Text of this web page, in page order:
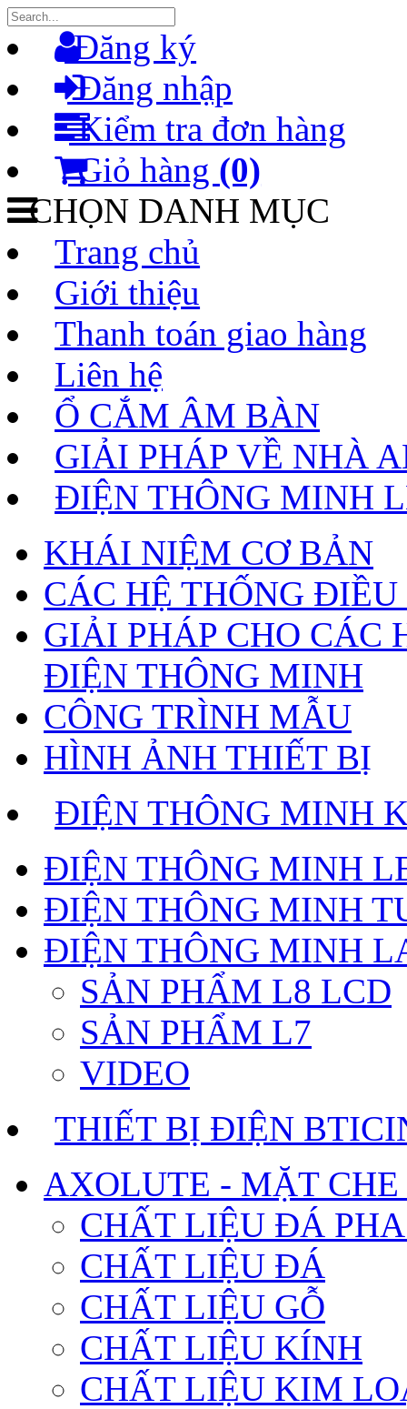
Đăng ký
Đăng nhập
Kiểm tra đơn hàng
Giỏ hàng (0)
CHỌN DANH MỤC
Trang chủ
Giới thiệu
Thanh toán giao hàng
Liên hệ
Ổ CẮM ÂM BÀN
GIẢI PHÁP VỀ NHÀ
ĐIỆN THÔNG MINH
KHÁI NIỆM CƠ BẢN
CÁC HỆ THỐNG
GIẢI PHÁP CHO CÁC
ĐIỆN THÔNG MINH
CÔNG TRÌNH MẪU
HÌNH ẢNH THIẾT BỊ
ĐIỆN THÔNG MINH
ĐIỆN THÔNG MINH
ĐIỆN THÔNG MINH
ĐIỆN THÔNG MINH
SẢN PHẨM L8 LCD
SẢN PHẨM L7
VIDEO
THIẾT BỊ ĐIỆN
AXOLUTE - MẶT
CHẤT LIỆU ĐÁ
CHẤT LIỆU ĐÁ
CHẤT LIỆU GỖ
CHẤT LIỆU KÍNH
CHẤT LIỆU KIM